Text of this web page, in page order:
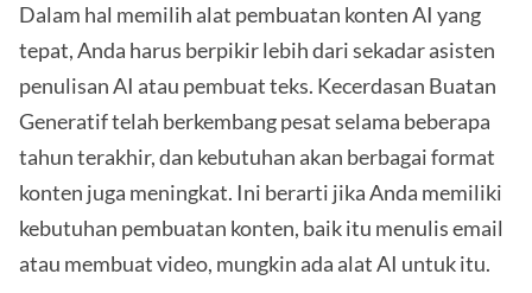
Dalam hal memilih alat pembuatan konten AI yang
tepat, Anda harus berpikir lebih dari sekadar asisten
penulisan AI atau pembuat teks. Kecerdasan Buatan
Generatif telah berkembang pesat selama beberapa
tahun terakhir, dan kebutuhan akan berbagai format
konten juga meningkat. Ini berarti jika Anda memiliki
kebutuhan pembuatan konten, baik itu menulis email
atau membuat video, mungkin ada alat AI untuk itu.